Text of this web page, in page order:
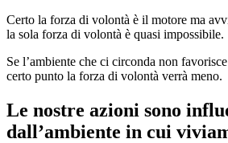
Certo la forza di volontà è il motore ma
la sola forza di volontà è quasi impossibile.
Se l’ambiente che ci circonda non
certo punto la forza di volontà verrà meno.
Le nostre azioni sono
dall’ambiente in cui